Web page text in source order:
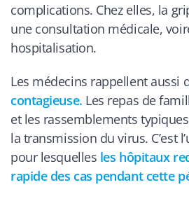
complications. Chez elles, la
une consultation médicale,
hospitalisation.
Les médecins rappellent aussi
contagieuse. Les repas de
et les rassemblements
la transmission du virus. C’est
pour lesquelles les hôpitaux
rapide des cas pendant cette